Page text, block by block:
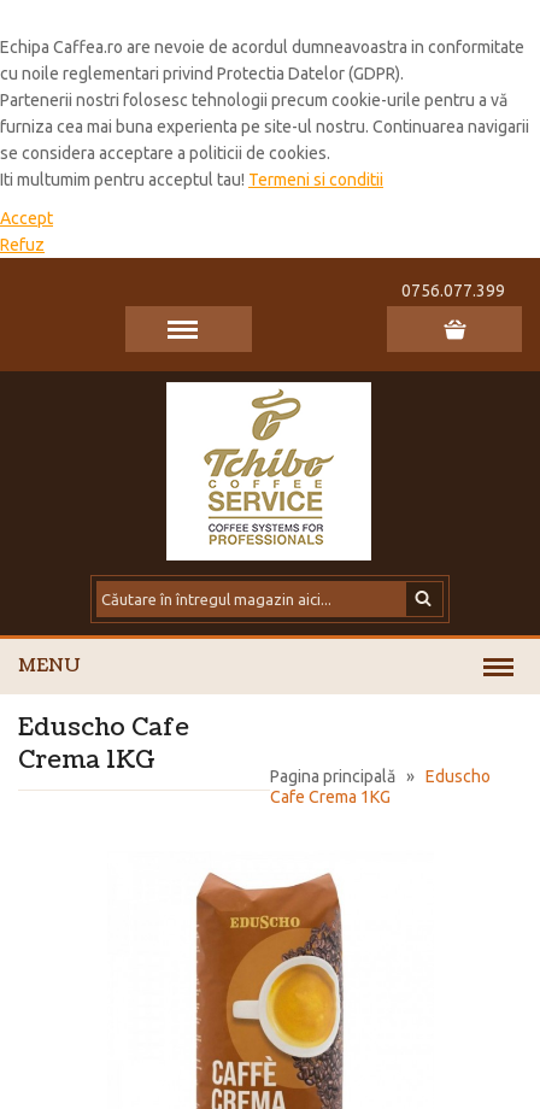
Echipa Caffea.ro are nevoie de acordul dumneavoastra in conformitate
cu noile reglementari privind Protectia Datelor (GDPR).
Partenerii nostri folosesc tehnologii precum cookie-urile pentru a vă
furniza cea mai buna experienta pe site-ul nostru. Continuarea navigarii
se considera acceptare a politicii de cookies.
Iti multumim pentru acceptul tau! Termeni si conditii
Accept
Refuz
0756.077.399
MENU
Pagina principală » Eduscho
Cafe Crema 1KG
Eduscho Cafe
Crema 1KG